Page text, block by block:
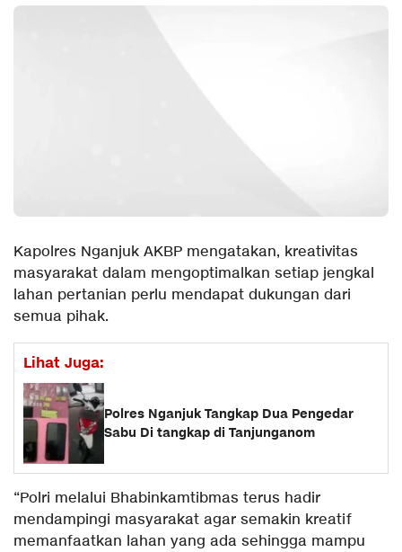
Kapolres Nganjuk AKBP mengatakan, kreativitas
masyarakat dalam mengoptimalkan setiap jengkal
lahan pertanian perlu mendapat dukungan dari
semua pihak.
Lihat Juga:
Polres Nganjuk Tangkap Dua Pengedar
Sabu Di tangkap di Tanjunganom
“Polri melalui Bhabinkamtibmas terus hadir
mendampingi masyarakat agar semakin kreatif
memanfaatkan lahan yang ada sehingga mampu